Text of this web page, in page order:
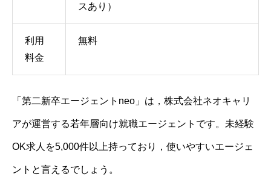
スあり）
利用
料金
無料
「第二新卒エージェントneo」は，株式会社ネオキャリ
アが運営する若年層向け就職エージェントです。未経験
OK求人を5,000件以上持っており，使いやすいエージェ
ントと言えるでしょう。